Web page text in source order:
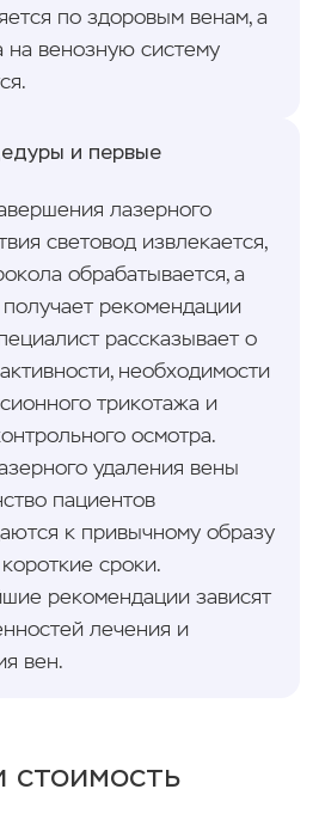
по здоровым венам, а
на венозную систему
и первые
лазерного
световод извлекается,
обрабатывается, а
получает рекомендации
рассказывает о
необходимости
трикотажа и
осмотра.
удаления вены
пациентов
к привычному образу
сроки.
рекомендации зависят
лечения и
вен.
стоимость